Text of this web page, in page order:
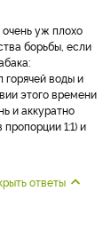
уж плохо
борьбы, если
горячей воды и
этого времени
и аккуратно
1:1) и
ответы